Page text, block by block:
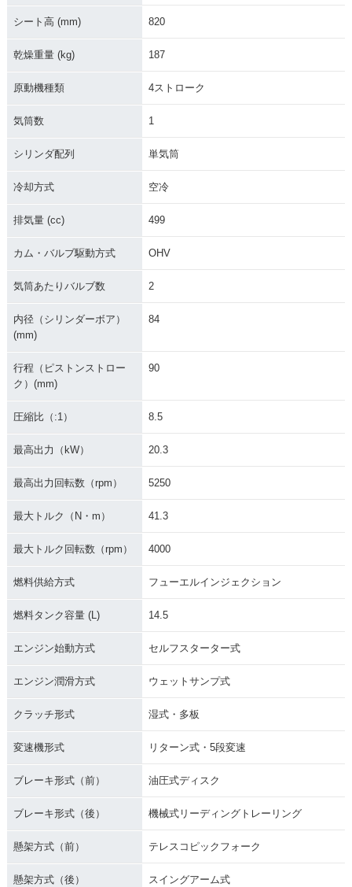
シート高 (mm) 820
乾燥重量 (kg) 187
原動機種類 4ストローク
気筒数 1
シリンダ配列 単気筒
冷却方式 空冷
排気量 (cc) 499
カム・バルブ駆動方式 OHV
気筒あたりバルブ数 2
内径（シリンダーボア）
(mm)
84
行程（ピストンストロー
ク）(mm)
90
圧縮比（:1） 8.5
最高出力（kW） 20.3
最高出力回転数（rpm） 5250
最大トルク（N・m） 41.3
最大トルク回転数（rpm） 4000
燃料供給方式 フューエルインジェクション
燃料タンク容量 (L) 14.5
エンジン始動方式 セルフスターター式
エンジン潤滑方式 ウェットサンプ式
クラッチ形式 湿式・多板
変速機形式 リターン式・5段変速
ブレーキ形式（前） 油圧式ディスク
ブレーキ形式（後） 機械式リーディングトレーリング
懸架方式（前） テレスコピックフォーク
懸架方式（後） スイングアーム式